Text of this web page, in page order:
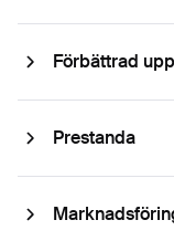
DIVERSE
Förbättrad
Prestanda